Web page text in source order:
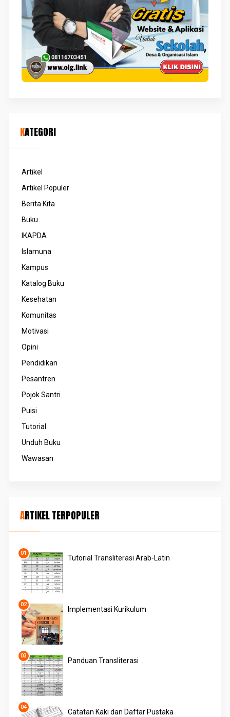
KATEGORI
Artikel
Artikel Populer
Berita Kita
Buku
IKAPDA
Islamuna
Kampus
Katalog Buku
Kesehatan
Komunitas
Motivasi
Opini
Pendidikan
Pesantren
Pojok Santri
Puisi
Tutorial
Unduh Buku
Wawasan
ARTIKEL TERPOPULER
Tutorial Transliterasi Arab-Latin
Implementasi Kurikulum
Panduan Transliterasi
Catatan Kaki dan Daftar Pustaka